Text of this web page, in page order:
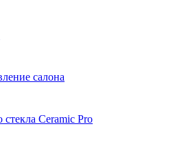
салона
Ceramic Pro